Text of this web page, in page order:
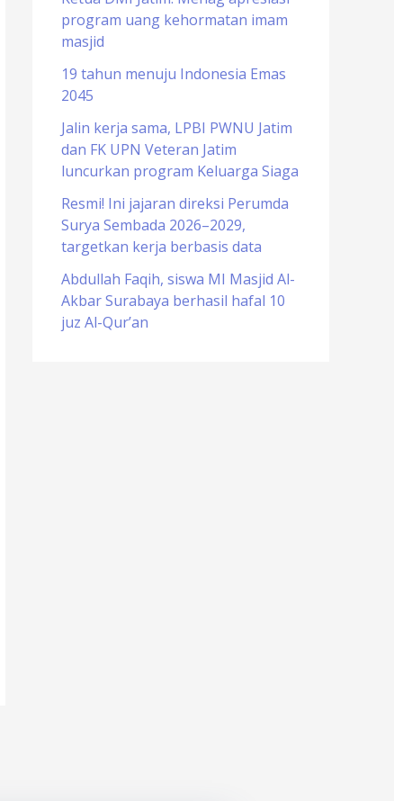
o
r
program uang kehormatan imam
masjid
19 tahun menuju Indonesia Emas
2045
Jalin kerja sama, LPBI PWNU Jatim
dan FK UPN Veteran Jatim
luncurkan program Keluarga Siaga
Resmi! Ini jajaran direksi Perumda
Surya Sembada 2026–2029,
targetkan kerja berbasis data
Abdullah Faqih, siswa MI Masjid Al-
Akbar Surabaya berhasil hafal 10
juz Al-Qur’an